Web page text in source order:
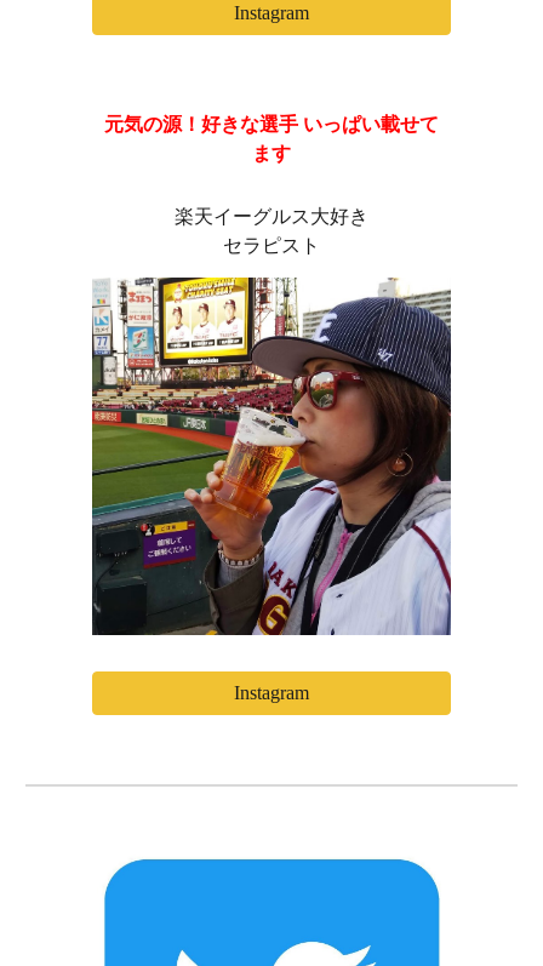
Instagram
元気の源！好きな選手 いっぱい載せて
ます
楽天イーグルス大好き
セラピスト
Instagram